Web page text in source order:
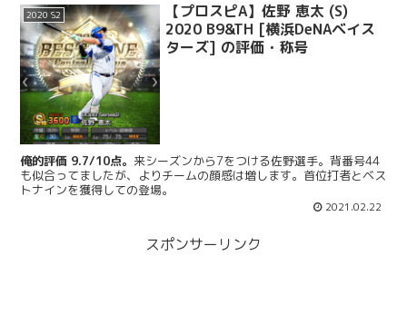
2020 S2
【プロスピA】佐野 恵太 (S)
2020 B9&TH [横浜DeNAベイス
ターズ] の評価・称号
俺的評価 9.7/10点。 来シーズンから7をつける佐野選手。背番号44
も似合ってましたが、よりチームの顔感は増します。首位打者とベス
トナインを獲得しての登場。
2021.02.22
スポンサーリンク